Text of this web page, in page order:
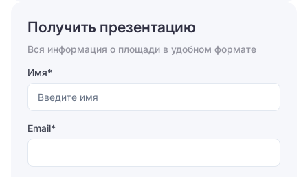
Отправить
Получить презентацию
Вся информация о площади в удобном формате
Имя*
Email*